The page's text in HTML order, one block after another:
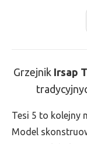
Grzejnik Irsap
Tesi 5 to kolejny
Model